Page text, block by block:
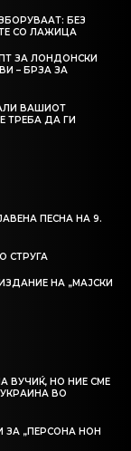
БЕЗ
СО ЛАЖИЦА
ЗА ЛОНДОНСКИ
– БРЗА ЗА
ВАШИОТ
ТРЕБА ДА ГИ
ПЕСНА НА 9.
СТРУГА
НА „МАЈСКИ
ВУЧИЌ, НО НИЕ СМЕ
ВО
„ПЕРСОНА НОН